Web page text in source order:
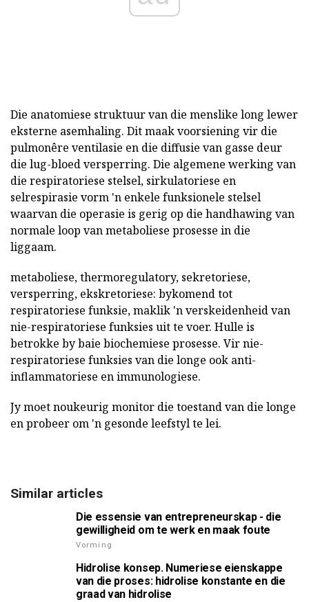
Die anatomiese struktuur van die menslike long lewer
eksterne asemhaling. Dit maak voorsiening vir die
pulmonêre ventilasie en die diffusie van gasse deur
die lug-bloed versperring. Die algemene werking van
die respiratoriese stelsel, sirkulatoriese en
selrespirasie vorm 'n enkele funksionele stelsel
waarvan die operasie is gerig op die handhawing van
normale loop van metaboliese prosesse in die
liggaam.
metaboliese, thermoregulatory, sekretoriese,
versperring, ekskretoriese: bykomend tot
respiratoriese funksie, maklik 'n verskeidenheid van
nie-respiratoriese funksies uit te voer. Hulle is
betrokke by baie biochemiese prosesse. Vir nie-
respiratoriese funksies van die longe ook anti-
inflammatoriese en immunologiese.
Jy moet noukeurig monitor die toestand van die longe
en probeer om 'n gesonde leefstyl te lei.
Similar articles
Die essensie van entrepreneurskap - die
gewilligheid om te werk en maak foute
Vorming
Hidrolise konsep. Numeriese eienskappe
van die proses: hidrolise konstante en die
graad van hidrolise